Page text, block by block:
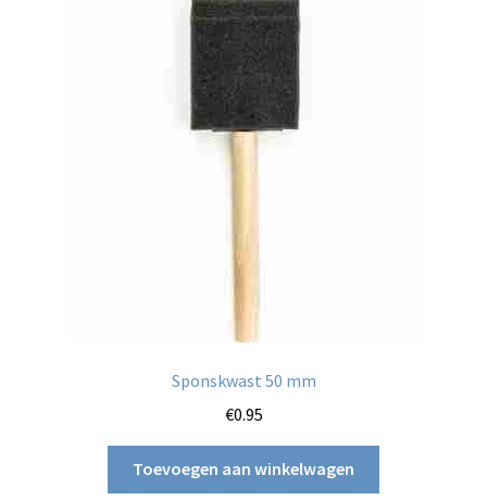
Sponskwast 50 mm
€0.95
Toevoegen aan winkelwagen